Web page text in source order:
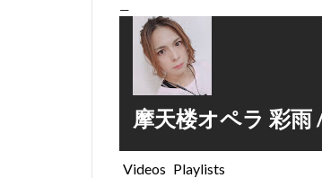
—
摩天楼オペラ 彩雨
Videos Playlists